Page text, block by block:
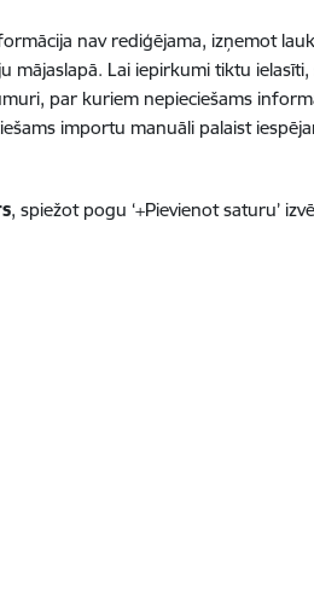
nav rediģējama, izņemot
mājaslapā. Lai iepirkumi tiktu ielasīti,
par kuriem nepieciešams
importu manuāli palaist
, spiežot pogu ‘+Pievienot saturu’